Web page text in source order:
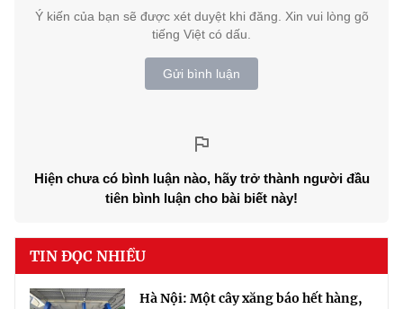
Ý kiến của bạn sẽ được xét duyệt khi đăng. Xin vui lòng gõ
tiếng Việt có dấu.
Gửi bình luận
Hiện chưa có bình luận nào, hãy trở thành người đầu
tiên bình luận cho bài biết này!
TIN ĐỌC NHIỀU
Hà Nội: Một cây xăng báo hết hàng,